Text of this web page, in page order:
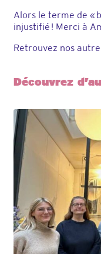
Alors le terme de «
injustifié ! Merci à
Retrouvez nos
Découvrez